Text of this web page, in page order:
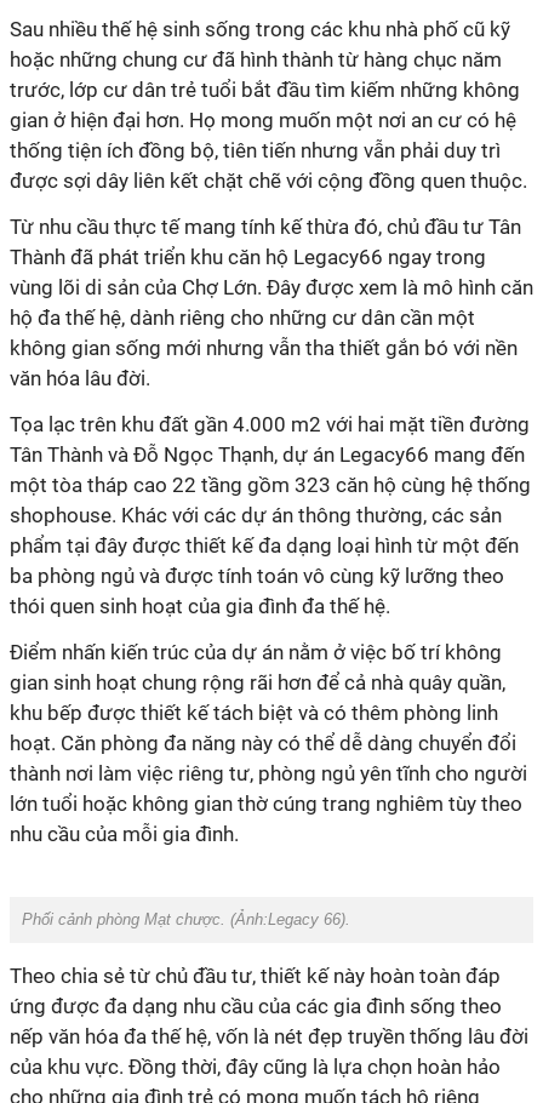
Sau nhiều thế hệ sinh sống trong các khu nhà phố cũ kỹ
hoặc những chung cư đã hình thành từ hàng chục năm
trước, lớp cư dân trẻ tuổi bắt đầu tìm kiếm những không
gian ở hiện đại hơn. Họ mong muốn một nơi an cư có hệ
thống tiện ích đồng bộ, tiên tiến nhưng vẫn phải duy trì
được sợi dây liên kết chặt chẽ với cộng đồng quen thuộc.
Từ nhu cầu thực tế mang tính kế thừa đó, chủ đầu tư Tân
Thành đã phát triển khu căn hộ Legacy66 ngay trong
vùng lõi di sản của Chợ Lớn. Đây được xem là mô hình căn
hộ đa thế hệ, dành riêng cho những cư dân cần một
không gian sống mới nhưng vẫn tha thiết gắn bó với nền
văn hóa lâu đời.
Tọa lạc trên khu đất gần 4.000 m2 với hai mặt tiền đường
Tân Thành và Đỗ Ngọc Thạnh, dự án Legacy66 mang đến
một tòa tháp cao 22 tầng gồm 323 căn hộ cùng hệ thống
shophouse. Khác với các dự án thông thường, các sản
phẩm tại đây được thiết kế đa dạng loại hình từ một đến
ba phòng ngủ và được tính toán vô cùng kỹ lưỡng theo
thói quen sinh hoạt của gia đình đa thế hệ.
Điểm nhấn kiến trúc của dự án nằm ở việc bố trí không
gian sinh hoạt chung rộng rãi hơn để cả nhà quây quần,
khu bếp được thiết kế tách biệt và có thêm phòng linh
hoạt. Căn phòng đa năng này có thể dễ dàng chuyển đổi
thành nơi làm việc riêng tư, phòng ngủ yên tĩnh cho người
lớn tuổi hoặc không gian thờ cúng trang nghiêm tùy theo
nhu cầu của mỗi gia đình.
Phối cảnh phòng Mạt chược. (Ảnh:Legacy 66).
Theo chia sẻ từ chủ đầu tư, thiết kế này hoàn toàn đáp
ứng được đa dạng nhu cầu của các gia đình sống theo
nếp văn hóa đa thế hệ, vốn là nét đẹp truyền thống lâu đời
của khu vực. Đồng thời, đây cũng là lựa chọn hoàn hảo
cho những gia đình trẻ có mong muốn tách hộ riêng